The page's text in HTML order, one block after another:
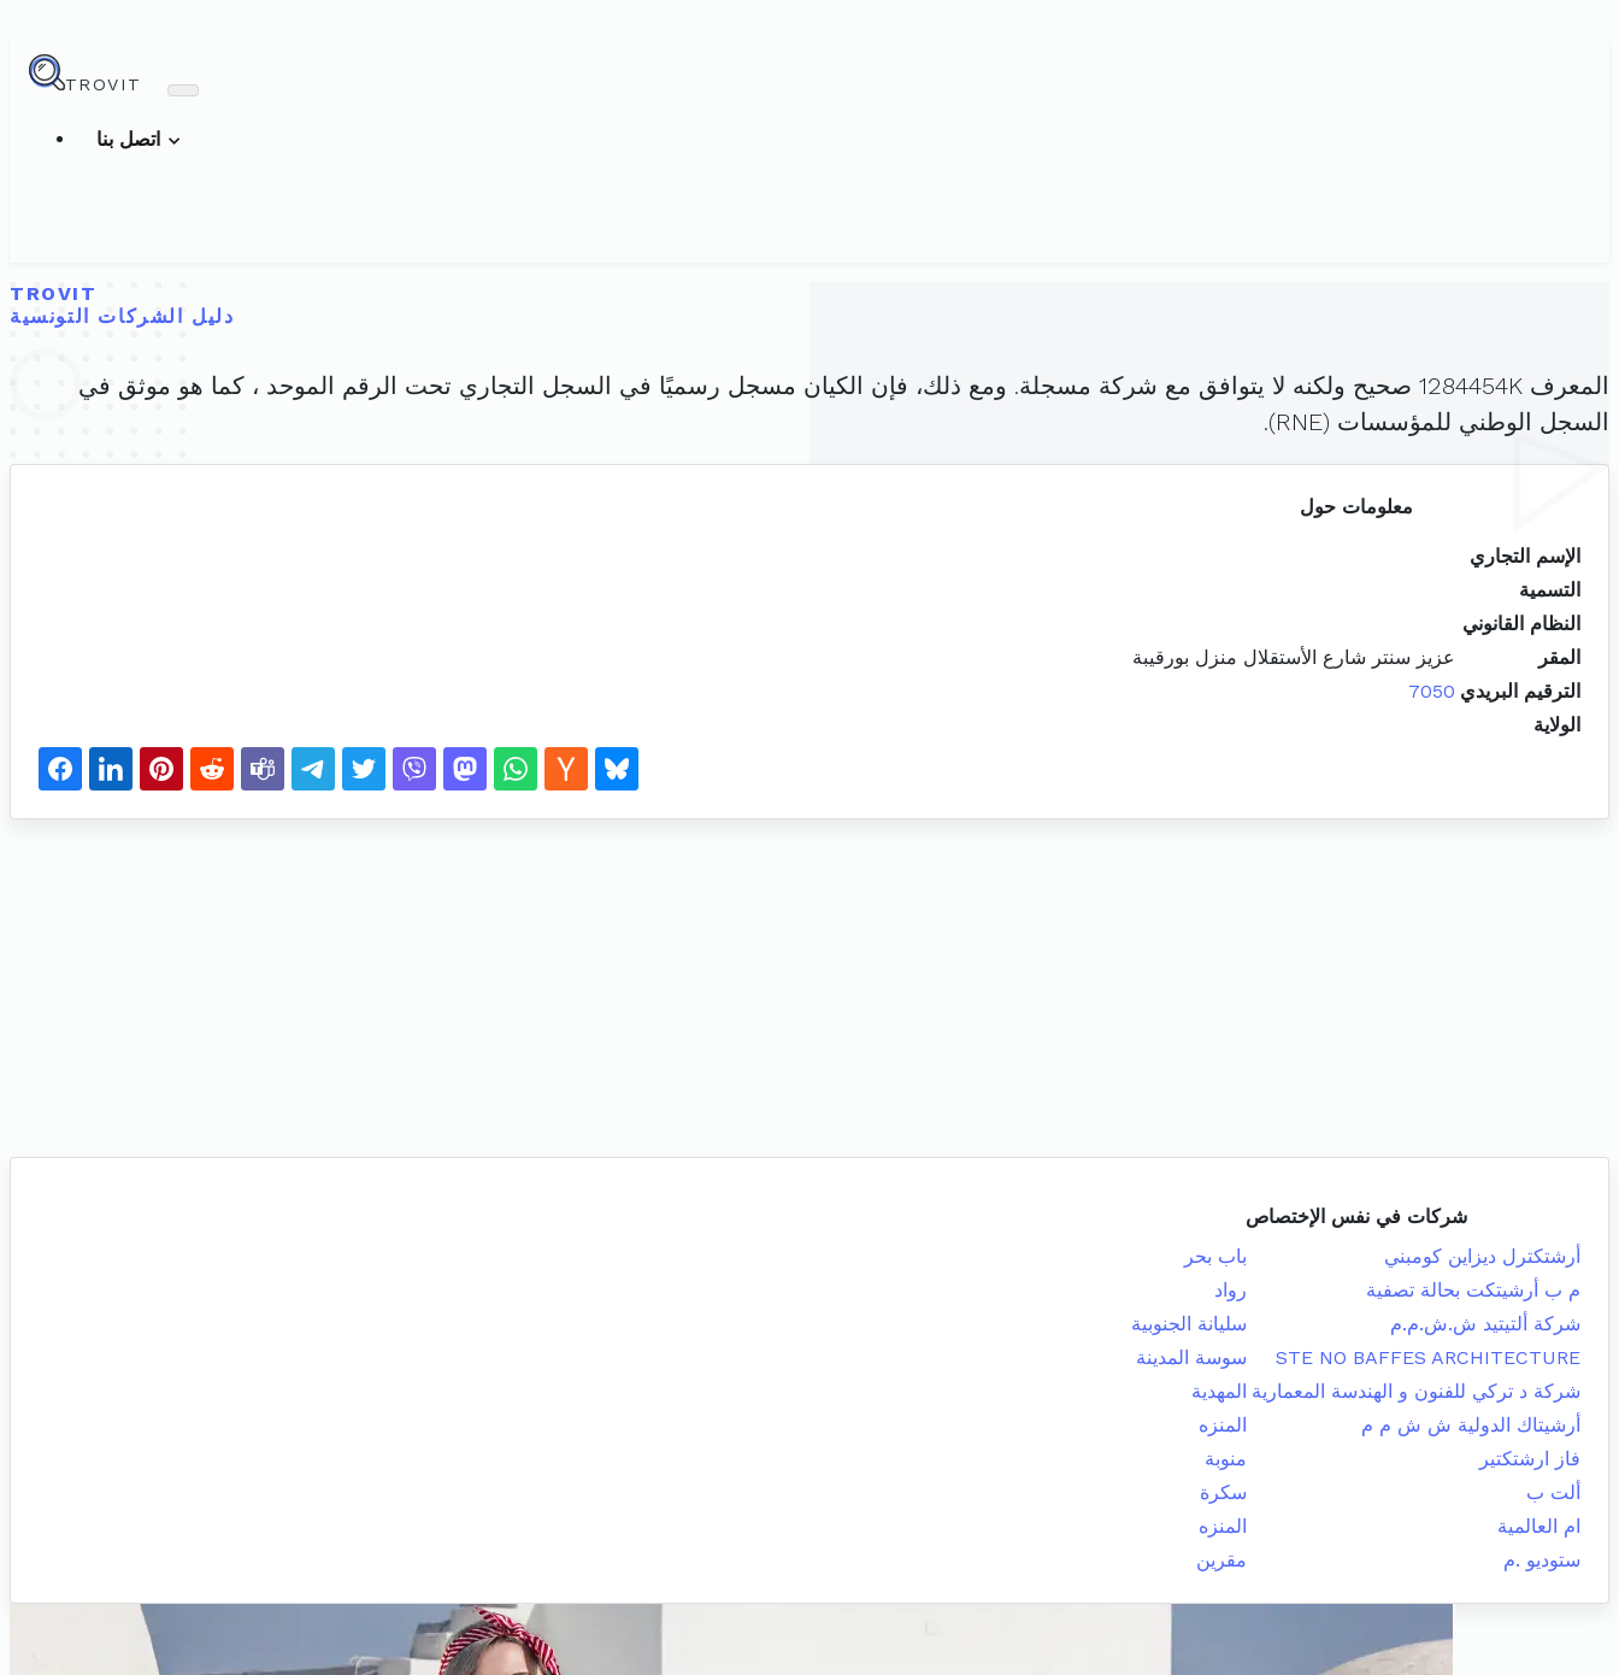
TROVIT
TROVIT
دليل الشركات التونسية
المعرف 1284454K صحيح ولكنه لا يتوافق مع شركة مسجلة. ومع ذلك، فإن الكيان مسجل رسميًا في السجل التجاري تحت الرقم الموحد ، كما هو موثق في
السجل الوطني للمؤسسات (RNE).
معلومات حول
الإسم التجاري
التسمية
النظام القانوني
المقر
عزيز سنتر شارع الأستقلال منزل بورقيبة
الترقيم البريدي 7050
الولاية
شركات في نفس الإختصاص
أرشتكترل ديزاين كومبني
باب بحر
م ب أرشيتكت بحالة تصفية
رواد
شركة ألتيتيد ش.ش.م.م
سليانة الجنوبية
STE NO BAFFES ARCHITECTURE
سوسة المدينة
شركة د تركي للفنون و الهندسة المعمارية المهدية
أرشيتاك الدولية ش ش م م
المنزه
فاز ارشتكتير
منوبة
ألت ب
سكرة
ام العالمية
المنزه
ستوديو .م
مقرين